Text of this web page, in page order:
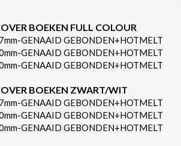
BOEKEN FULL COLOUR
GENAAID GEBONDEN+HOTMELT
GENAAID GEBONDEN+HOTMELT
GENAAID GEBONDEN+HOTMELT
BOEKEN ZWART/WIT
GENAAID GEBONDEN+HOTMELT
GENAAID GEBONDEN+HOTMELT
GENAAID GEBONDEN+HOTMELT